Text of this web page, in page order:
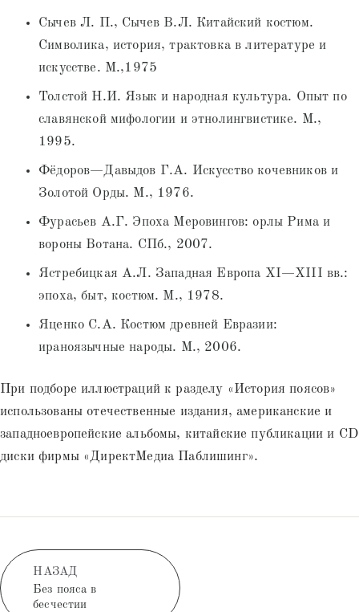
Сычев Л. П., Сычев В.Л. Китайский костюм.
Символика, история, трактовка в литературе и
искусстве. М.,1975
Толстой Н.И. Язык и народная культура. Опыт по
славянской мифологии и этнолингвистике. М.,
1995.
Фёдоров—Давыдов Г.А. Искусство кочевников и
Золотой Орды. М., 1976.
Фурасьев А.Г. Эпоха Меровингов: орлы Рима и
вороны Вотана. СПб., 2007.
Ястребицкая А.Л. Западная Европа XI—XIII вв.:
эпоха, быт, костюм. М., 1978.
Яценко С.А. Костюм древней Евразии:
ираноязычные народы. М., 2006.
При подборе иллюстраций к разделу «История поясов»
использованы отечественные издания, американские и
западноевропейские альбомы, китайские публикации и CD
диски фирмы «ДиректМедиа Паблишинг».
НАЗАД
Без пояса в
бесчестии